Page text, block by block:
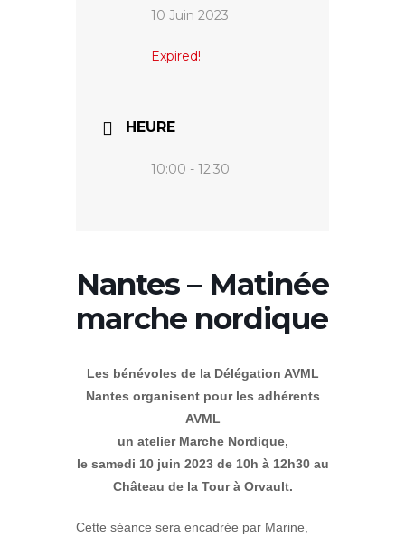
10 Juin 2023
Expired!
HEURE
10:00 - 12:30
Nantes – Matinée
marche nordique
Les bénévoles de la Délégation AVML
Nantes organisent pour les adhérents
AVML
un atelier Marche Nordique,
le samedi 10 juin 2023 de 10h à 12h30 au
Château de la Tour à Orvault.
Cette séance sera encadrée par Marine,